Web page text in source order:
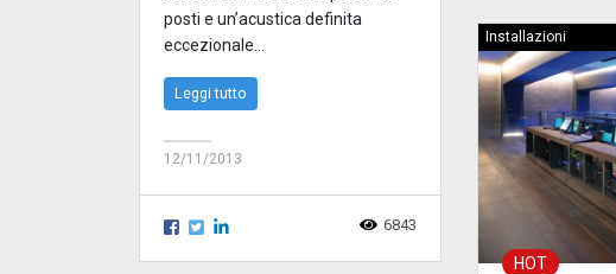
posti e un’acustica definita
eccezionale...
Leggi tutto
12/11/2013
6843
Installazioni
HOT